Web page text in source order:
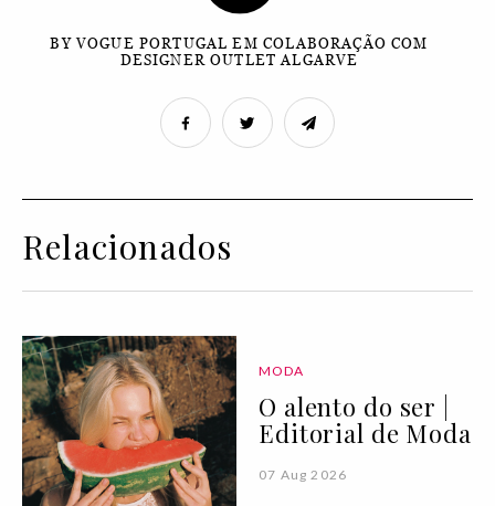
BY VOGUE PORTUGAL EM COLABORAÇÃO COM
DESIGNER OUTLET ALGARVE
Relacionados
MODA
O alento do ser |
Editorial de Moda
07 Aug 2026